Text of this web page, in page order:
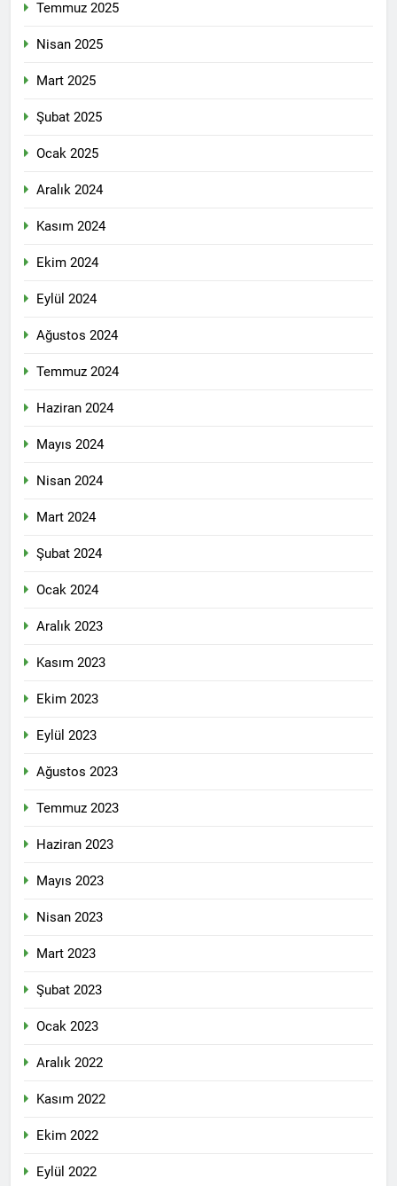
Temmuz 2025
Nisan 2025
Mart 2025
Şubat 2025
Ocak 2025
Aralık 2024
Kasım 2024
Ekim 2024
Eylül 2024
Ağustos 2024
Temmuz 2024
Haziran 2024
Mayıs 2024
Nisan 2024
Mart 2024
Şubat 2024
Ocak 2024
Aralık 2023
Kasım 2023
Ekim 2023
Eylül 2023
Ağustos 2023
Temmuz 2023
Haziran 2023
Mayıs 2023
Nisan 2023
Mart 2023
Şubat 2023
Ocak 2023
Aralık 2022
Kasım 2022
Ekim 2022
Eylül 2022